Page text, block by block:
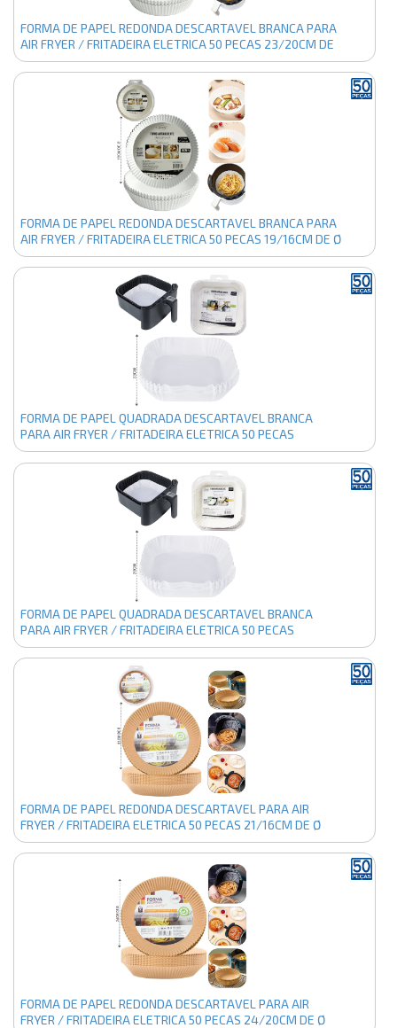
FORMA DE PAPEL REDONDA DESCARTAVEL BRANCA PARA
AIR FRYER / FRITADEIRA ELETRICA 50 PECAS 23/20CM DE
Ø
FORMA DE PAPEL REDONDA DESCARTAVEL BRANCA PARA
AIR FRYER / FRITADEIRA ELETRICA 50 PECAS 19/16CM DE Ø
FORMA DE PAPEL QUADRADA DESCARTAVEL BRANCA
PARA AIR FRYER / FRITADEIRA ELETRICA 50 PECAS
23/20CM
FORMA DE PAPEL QUADRADA DESCARTAVEL BRANCA
PARA AIR FRYER / FRITADEIRA ELETRICA 50 PECAS
20/16CM
FORMA DE PAPEL REDONDA DESCARTAVEL PARA AIR
FRYER / FRITADEIRA ELETRICA 50 PECAS 21/16CM DE Ø
FORMA DE PAPEL REDONDA DESCARTAVEL PARA AIR
FRYER / FRITADEIRA ELETRICA 50 PECAS 24/20CM DE Ø